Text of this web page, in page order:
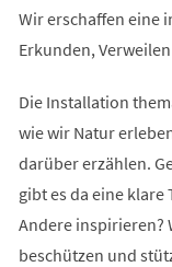
Wir erschaffen eine
Erkunden,
Die Installation
wie wir Natur
darüber erzählen.
gibt es da eine klare
Andere inspirieren?
beschützen und